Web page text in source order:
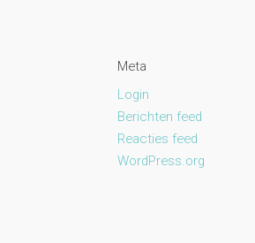
Meta
Login
Berichten feed
Reacties feed
WordPress.org